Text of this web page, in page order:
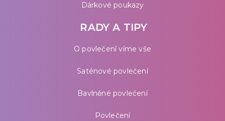
Dárkové poukazy
RADY A TIPY
O povlečení víme vše
Saténové povlečení
Bavlněné povlečení
Povlečení